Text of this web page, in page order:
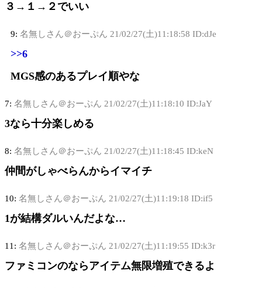
３→１→２でいい
9: 名無しさん＠おーぷん 21/02/27(土)11:18:58 ID:dJe
>>6
MGS感のあるプレイ順やな
7: 名無しさん＠おーぷん 21/02/27(土)11:18:10 ID:JaY
3なら十分楽しめる
8: 名無しさん＠おーぷん 21/02/27(土)11:18:45 ID:keN
仲間がしゃべらんからイマイチ
10: 名無しさん＠おーぷん 21/02/27(土)11:19:18 ID:if5
1が結構ダルいんだよな…
11: 名無しさん＠おーぷん 21/02/27(土)11:19:55 ID:k3r
ファミコンのならアイテム無限増殖できるよ